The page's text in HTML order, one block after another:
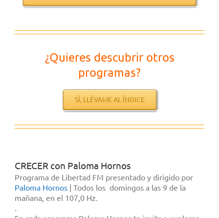
¿Quieres descubrir otros
programas?
SÍ, LLÉVAME AL ÍNDICE
CRECER con Paloma Hornos
Programa de Libertad FM presentado y dirigido por
Paloma Hornos | Todos los domingos a las 9 de la
mañana, en el 107,0 Hz.